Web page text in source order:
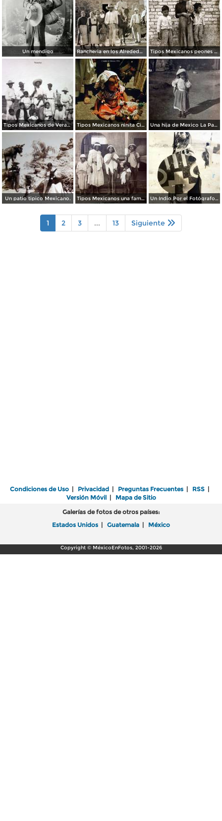
Un mendigo Rancheria en los Alrededores. Tipos Mexicanos peones 1906.
Tipos Mexicanos de Veracruz. Tipos Mexicanos ninita Ciudad de México 1954.. Una hija de Mexico La Parrila Durango 15 de Diciembre de 1907
Un patio tipico Mexicano. Tipos Mexicanos una familia tarahumara. ( Circulada el 22 de Noviembre de 1926 ). Un Indio Por el Fotógrafo Hugo Brehme. ( Circulada el 16 de Enero de 1936 ).
1 2 3 ... 13 Siguiente
Condiciones de Uso | Privacidad | Preguntas Frecuentes | RSS |
Versión Móvil| Mapa de Sitio
Galerías de fotos de otros países:
Estados Unidos | Guatemala | México
Copyright © MéxicoEnFotos, 2001-2026